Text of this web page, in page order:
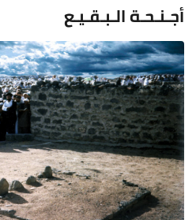
أجـنـحـة الـبـقـيـع